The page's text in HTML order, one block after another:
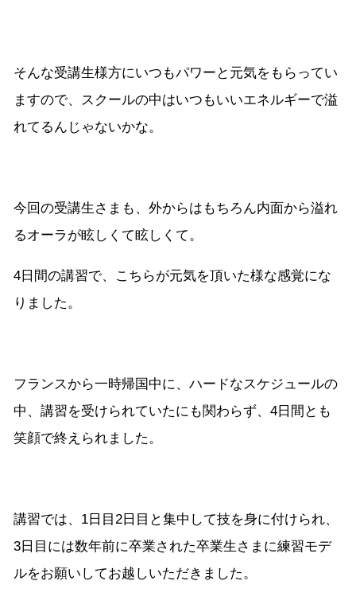
そんな受講生様方にいつもパワーと元気をもらってい
ますので、スクールの中はいつもいいエネルギーで溢
れてるんじゃないかな。
今回の受講生さまも、外からはもちろん内面から溢れ
るオーラが眩しくて眩しくて。
4日間の講習で、こちらが元気を頂いた様な感覚にな
りました。
フランスから一時帰国中に、ハードなスケジュールの
中、講習を受けられていたにも関わらず、4日間とも
笑顔で終えられました。
講習では、1日目2日目と集中して技を身に付けられ、
3日目には数年前に卒業された卒業生さまに練習モデ
ルをお願いしてお越しいただきました。